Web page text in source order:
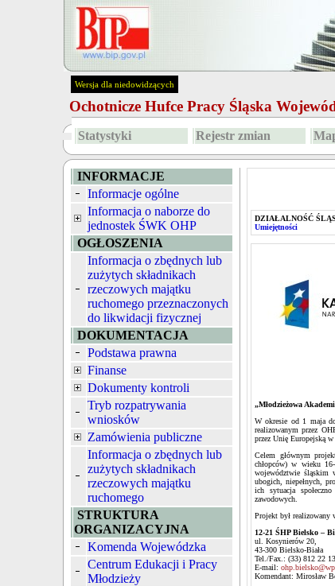
Wersja dla niedowidzących
Ochotnicze Hufce Pracy Śląska
Statystyki Rejestr zmian
INFORMACJE
Informacje ogólne
Informacja o naborze do
jednostek ŚWK OHP
OGŁOSZENIA
Informacja o zbędnych lub
zużytych składnikach
rzeczowych majątku
ruchomego przeznaczonych
do likwidacji fizycznej
DOKUMENTACJA
Podstawa prawna
Finanse
Dokumenty kontroli
Tryb rozpatrywania
wniosków
Zamówienia publiczne
Informacja o zbędnych lub
zużytych składnikach
rzeczowych majątku
ruchomego
STRUKTURA
ORGANIZACYJNA
Komenda Wojewódzka
Centrum Edukacji i Pracy
Młodzieży
DZIAŁALNOŚĆ
Umiejętności
„Młodzieżowa
W okresie od 1 maja
realizowanym przez
przez Unię Europejską w
Celem głównym
chłopców) w wieku
województwie śląskim
ubogich, niepełnych,
ich sytuacja
zawodowych.
Projekt był realizowany
12-21 ŚHP Bielsko –
ul. Kosynierów 20,
43-300 Bielsko-Biała
Tel./Fax.: (33) 812 22 13
E-mail:
Komendant: Mirosław